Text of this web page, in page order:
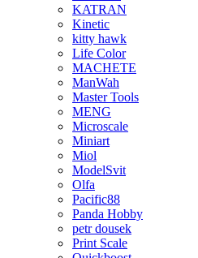
KATRAN
Kinetic
kitty hawk
Life Color
MACHETE
ManWah
Master Tools
MENG
Microscale
Miniart
Miol
ModelSvit
Olfa
Pacific88
Panda Hobby
petr dousek
Print Scale